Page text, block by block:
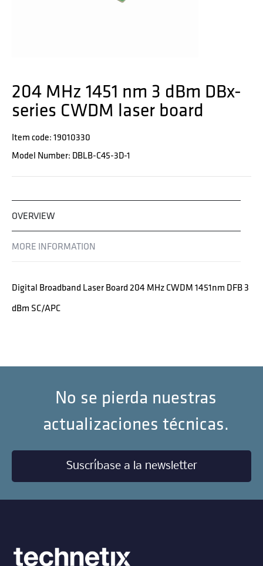
204 MHz 1451 nm 3 dBm DBx-
series CWDM laser board
Item code: 19010330
Model Number: DBLB-C45-3D-1
OVERVIEW
MORE INFORMATION
Digital Broadband Laser Board 204 MHz CWDM 1451nm DFB 3
dBm SC/APC
No se pierda nuestras
actualizaciones técnicas.
Suscríbase a la newsletter